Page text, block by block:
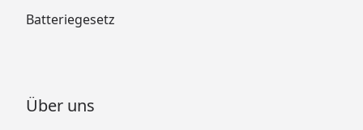
Batteriegesetz
Über uns